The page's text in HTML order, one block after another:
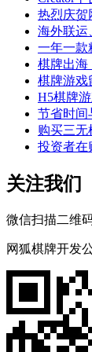
热烈庆贺
海外联运
一年一款
棋牌出海
棋牌游戏
H5棋牌
节省时间
购买三无
投资者在
关注我们
微信扫描二维
网狐棋牌开发